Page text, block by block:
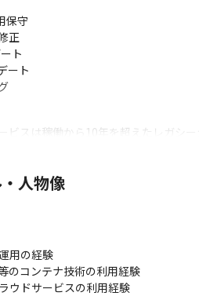
保守
正
ト
ート
ビスは稼働から10年を超えたレガシ
動画配信サービス内で改善できる状況
の開発効率化や業務効率化を行うた
GitHub Enterprise
人物像
用の経験
のコンテナ技術の利用経験
ウドサービスの利用経験